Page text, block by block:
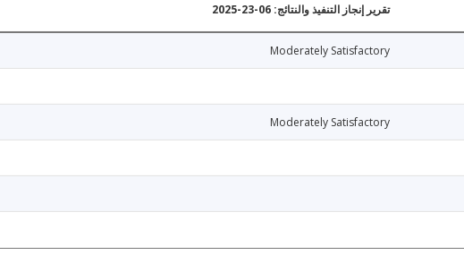
تقرير إنجاز التنفيذ والنتائج: 06-23-2025
Moderately Satisfactory
Moderately Satisfactory